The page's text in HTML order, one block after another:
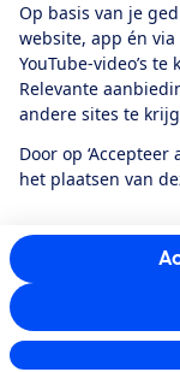
Op basis van je
website, app én
YouTube-video’s
Relevante
andere sites te
Door op
het plaatsen van
Algemene
Cookiebeleid
12.901consumenten